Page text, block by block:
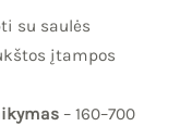
su saulės
įtampos
– 160–700